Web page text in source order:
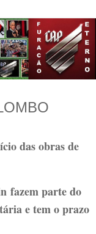
das obras de
fazem parte do
e tem o prazo